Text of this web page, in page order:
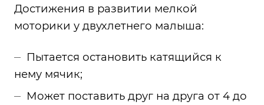
Достижения в развитии мелкой
моторики у двухлетнего малыша:
Пытается остановить катящийся к
нему мячик;
Может поставить друг на друга от 4 до